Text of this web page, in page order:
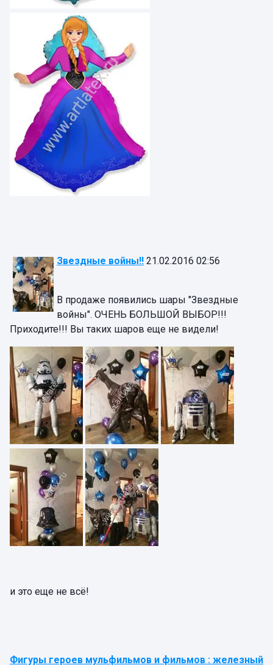
Звездные войны!! 21.02.2016 02:56
В продаже появились шары "Звездные
войны". ОЧЕНЬ БОЛЬШОЙ ВЫБОР!!!
Приходите!!! Вы таких шаров еще не видели!
и это еще не всё!
Фигуры героев мульфильмов и фильмов : железный